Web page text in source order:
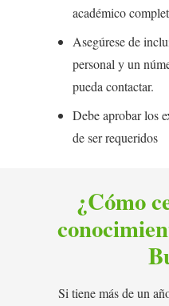
académico
Asegúrese de
personal y un
pueda contactar.
Debe aprobar los
de ser requeridos
¿Cómo
Si tiene más de un